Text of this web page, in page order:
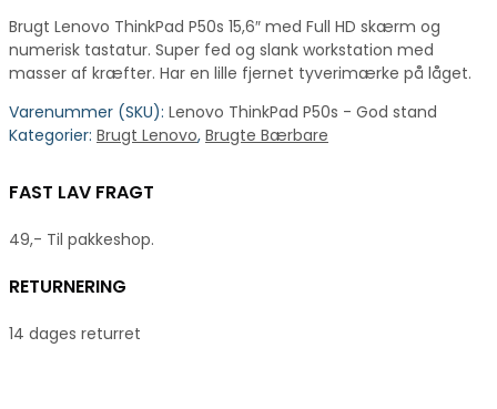
Brugt Lenovo ThinkPad P50s 15,6″ med Full HD skærm og
numerisk tastatur. Super fed og slank workstation med
masser af kræfter. Har en lille fjernet tyverimærke på låget.
Varenummer (SKU): Lenovo ThinkPad P50s - God stand
Kategorier: Brugt Lenovo, Brugte Bærbare
FAST LAV FRAGT
49,- Til pakkeshop.
RETURNERING
14 dages returret